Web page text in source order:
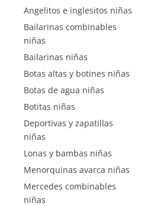
Angelitos e inglesitos niñas
Bailarinas combinables
niñas
Bailarinas niñas
Botas altas y botines niñas
Botas de agua niñas
Botitas niñas
Deportivas y zapatillas
niñas
Lonas y bambas niñas
Menorquinas avarca niñas
Mercedes combinables
niñas